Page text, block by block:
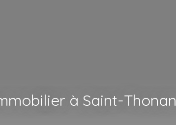
à Saint-Thonan